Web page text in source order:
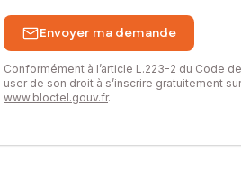
Envoyer ma demande
Conformément à l’article L.223-2 du Code
user de son droit à s’inscrire gratuitement
www.bloctel.gouv.fr.